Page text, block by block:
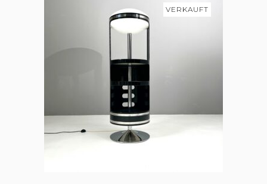
VERKAUFT